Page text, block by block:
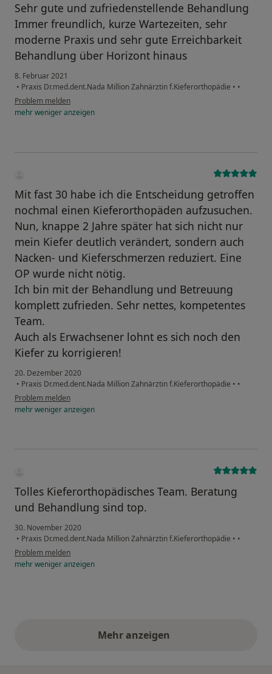
Sehr gute und zufriedenstellende Behandlung
Immer freundlich, kurze Wartezeiten, sehr
moderne Praxis und sehr gute Erreichbarkeit
Behandlung über Horizont hinaus
8. Februar 2021
• Praxis Dr.med.dent.Nada Million Zahnärztin f.Kieferorthopädie • •
Problem melden
mehrwenigeranzeigen
Mit fast 30 habe ich die Entscheidung getroffen
nochmal einen Kieferorthopäden aufzusuchen.
Nun, knappe 2 Jahre später hat sich nicht nur
mein Kiefer deutlich verändert, sondern auch
Nacken- und Kieferschmerzen reduziert. Eine
OP wurde nicht nötig.
Ich bin mit der Behandlung und Betreuung
komplett zufrieden. Sehr nettes, kompetentes
Team.
Auch als Erwachsener lohnt es sich noch den
Kiefer zu korrigieren!
20. Dezember 2020
• Praxis Dr.med.dent.Nada Million Zahnärztin f.Kieferorthopädie • •
Problem melden
mehrwenigeranzeigen
Tolles Kieferorthopädisches Team. Beratung
und Behandlung sind top.
30. November 2020
• Praxis Dr.med.dent.Nada Million Zahnärztin f.Kieferorthopädie • •
Problem melden
mehrwenigeranzeigen
Mehr anzeigenobige Stellungnahmen